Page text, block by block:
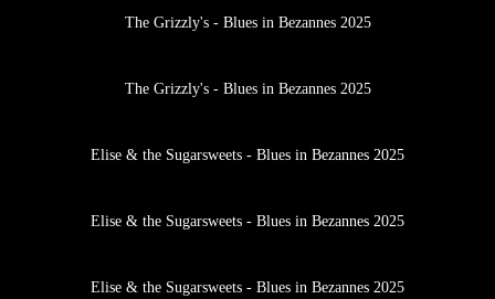
The Grizzly's - Blues in Bezannes 2025
The Grizzly's - Blues in Bezannes 2025
Elise & the Sugarsweets - Blues in Bezannes 2025
Elise & the Sugarsweets - Blues in Bezannes 2025
Elise & the Sugarsweets - Blues in Bezannes 2025